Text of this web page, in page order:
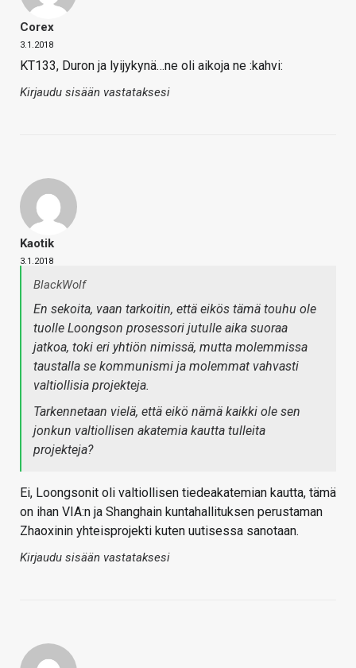
Corex
3.1.2018
KT133, Duron ja lyijykynä…ne oli aikoja ne :kahvi:
Kirjaudu sisään vastataksesi
Kaotik
3.1.2018
BlackWolf
En sekoita, vaan tarkoitin, että eikös tämä touhu ole
tuolle Loongson prosessori jutulle aika suoraa
jatkoa, toki eri yhtiön nimissä, mutta molemmissa
taustalla se kommunismi ja molemmat vahvasti
valtiollisia projekteja.
Tarkennetaan vielä, että eikö nämä kaikki ole sen
jonkun valtiollisen akatemia kautta tulleita
projekteja?
Ei, Loongsonit oli valtiollisen tiedeakatemian kautta, tämä
on ihan VIA:n ja Shanghain kuntahallituksen perustaman
Zhaoxinin yhteisprojekti kuten uutisessa sanotaan.
Kirjaudu sisään vastataksesi